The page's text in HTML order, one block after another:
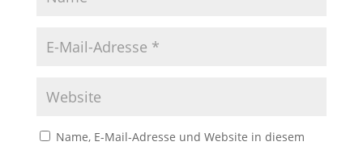
Name, E-Mail-Adresse und Website in diesem